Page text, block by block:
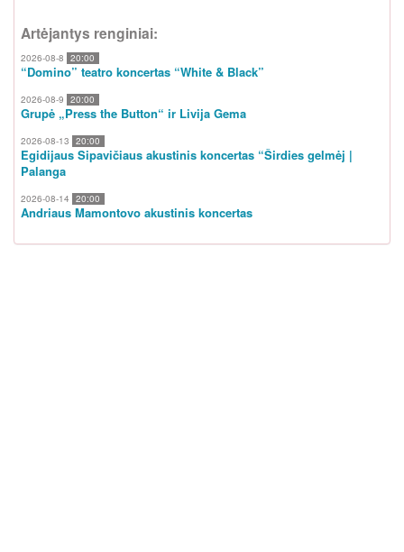
Artėjantys renginiai:
2026-08-8 20:00
“Domino” teatro koncertas “White & Black”
2026-08-9 20:00
Grupė „Press the Button“ ir Livija Gema
2026-08-13 20:00
Egidijaus Sipavičiaus akustinis koncertas “Širdies gelmėj |
Palanga
2026-08-14 20:00
Andriaus Mamontovo akustinis koncertas